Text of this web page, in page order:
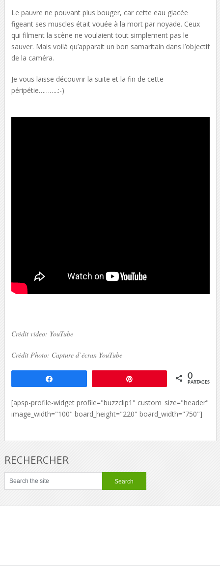
Le pauvre ne pouvant plus bouger, car cette eau glacée
figeant ses muscles était vouée à la mort par noyade. Ceux
qui filment la scène ne voulaient tout simplement pas le
sauver. Mais voilà qu’apparait un bon samaritain dans l’objectif
de la caméra.
Je vous laisse découvrir la suite et la fin de cette
péripétie………..:-)
Crédit video: YouTube
Crédit Photo: Capture d’écran YouTube
0
PARTAGES
[apsp-profile-widget profile="buzzclip1" custom_size="header"
image_width="100" board_height="220" board_width="750"]
RECHERCHER